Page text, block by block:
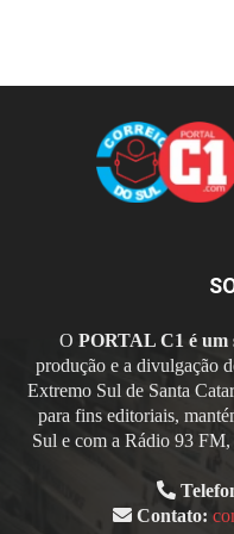
O PORTAL C1 é um
produção e a divulgação
Extremo Sul de Santa
para fins editoriais,
Sul e com a Rádio 93 FM,
Contato: